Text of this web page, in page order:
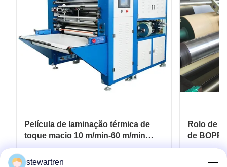
Película de laminação térmica de
toque macio 10 m/min-60 m/min
Para embalagens flexíveis
Obtenha o melhor preço
Rolo de
de BOPP
de
stewartren